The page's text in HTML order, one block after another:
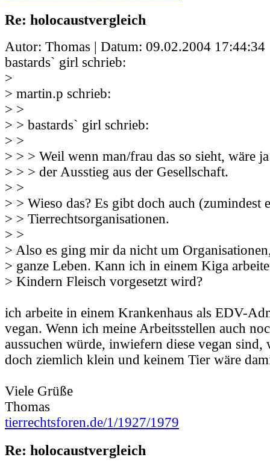
Re: holocaustvergleich
Autor: Thomas | Datum: 09.02.2004 17:44:34
bastards` girl schrieb:
>
> martin.p schrieb:
> >
> > bastards` girl schrieb:
> >
> > > Weil wenn man/frau das so sieht, wäre
> > > der Ausstieg aus der Gesellschaft.
> >
> > Wieso das? Es gibt doch auch (zumindest
> > Tierrechtsorganisationen.
> >
> Also es ging mir da nicht um
> ganze Leben. Kann ich in einem Kiga
> Kindern Fleisch vorgesetzt wird?
ich arbeite in einem Krankenhaus als EDV-
vegan. Wenn ich meine Arbeitsstellen auch
aussuchen würde, inwiefern diese vegan sind,
doch ziemlich klein und keinem Tier wäre
Viele Grüße
Thomas
tierrechtsforen.de/1/1927/1979
Re: holocaustvergleich